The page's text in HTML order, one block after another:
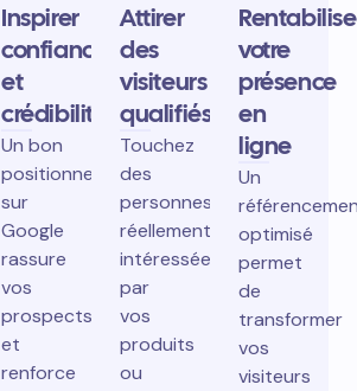
Inspirer
confiance
et
crédibilité
Un bon
positionnement
sur
Google
rassure
vos
prospects
et
renforce
Attirer
des
visiteurs
qualifiés
Touchez
des
personnes
réellement
intéressées
par
vos
produits
ou
votre
présence
en
ligne
Un
optimisé
permet
de
transformer
vos
visiteurs